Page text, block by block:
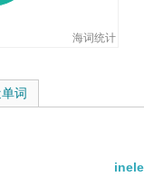
海词统计
词